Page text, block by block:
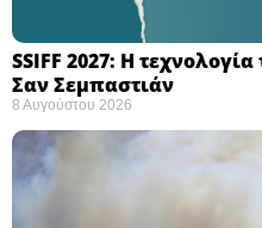
SSIFF 2027: Η
Σαν Σεμπαστιάν ​
8 Αυγούστου 2026